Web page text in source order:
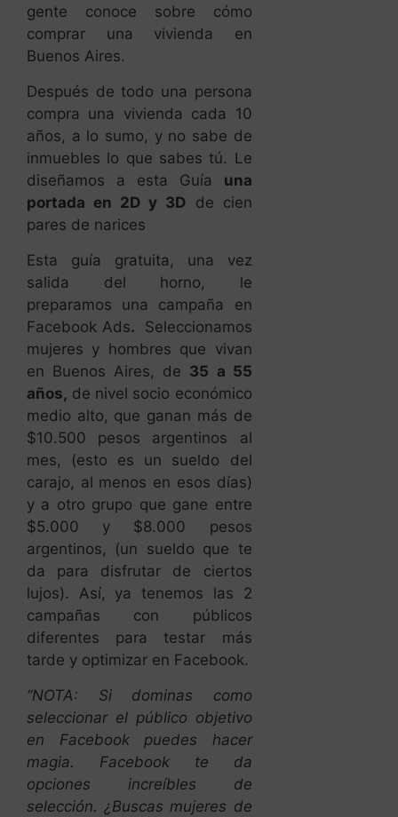
gente conoce sobre cómo
comprar una vivienda en
Buenos Aires.
Después de todo una persona
compra una vivienda cada 10
años, a lo sumo, y no sabe de
inmuebles lo que sabes tú. Le
diseñamos a esta Guía una
portada en 2D y 3D de cien
pares de narices
Esta guía gratuita, una vez
salida del horno, le
preparamos una campaña en
Facebook Ads. Seleccionamos
mujeres y hombres que vivan
en Buenos Aires, de 35 a 55
años, de nivel socio económico
medio alto, que ganan más de
$10.500 pesos argentinos al
mes, (esto es un sueldo del
carajo, al menos en esos días)
y a otro grupo que gane entre
$5.000 y $8.000 pesos
argentinos, (un sueldo que te
da para disfrutar de ciertos
lujos). Así, ya tenemos las 2
campañas con públicos
diferentes para testar más
tarde y optimizar en Facebook.
“NOTA: Si dominas como
seleccionar el público objetivo
en Facebook puedes hacer
magia. Facebook te da
opciones increíbles de
selección. ¿Buscas mujeres de